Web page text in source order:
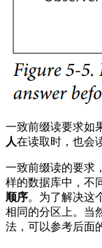
一致前缀读要求如
人在读取时，也会
一致前缀读的要求
样的数据库中，不
顺序。为了解决这
相同的分区上。当
法，可以参考后面